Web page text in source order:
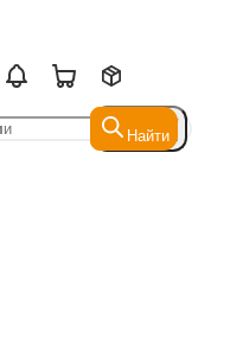
Найти
Найти